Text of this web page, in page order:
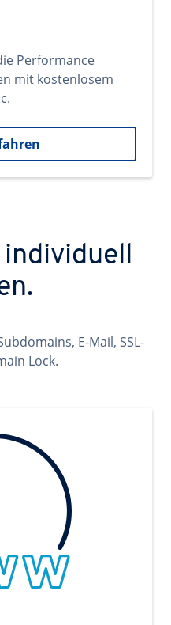
Performance
mit kostenlosem
individuell
E-Mail, SSL-
Lock.